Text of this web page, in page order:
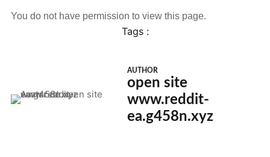
You do not have permission to view this page.
Tags :
AUTHOR
open site
www.reddit-
ea.g458n.xyz